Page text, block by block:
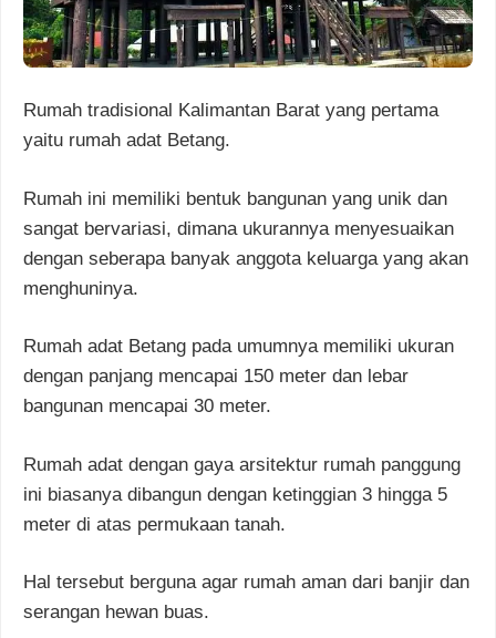
Rumah tradisional Kalimantan Barat yang pertama
yaitu rumah adat Betang.
Rumah ini memiliki bentuk bangunan yang unik dan
sangat bervariasi, dimana ukurannya menyesuaikan
dengan seberapa banyak anggota keluarga yang akan
menghuninya.
Rumah adat Betang pada umumnya memiliki ukuran
dengan panjang mencapai 150 meter dan lebar
bangunan mencapai 30 meter.
Rumah adat dengan gaya arsitektur rumah panggung
ini biasanya dibangun dengan ketinggian 3 hingga 5
meter di atas permukaan tanah.
Hal tersebut berguna agar rumah aman dari banjir dan
serangan hewan buas.